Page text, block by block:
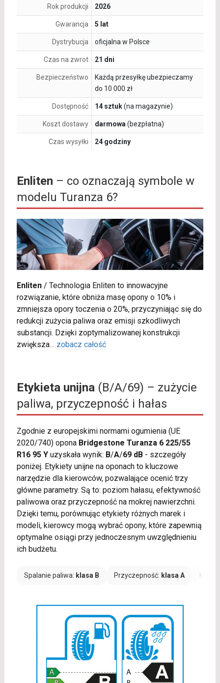
Rok produkcji 2026
Gwarancja 5 lat
Dystrybucja oficjalna w Polsce
Czas na zwrot 21 dni
Bezpieczeństwo
Każdą przesyłkę ubezpieczamy
do 10 000 zł
Dostępność 14 sztuk(na magazynie)
Koszt dostawy darmowa (bezpłatna)
Czas wysyłki 24 godziny
Enliten – co oznaczają symbole w
modelu Turanza 6?
Enliten/ Technologia Enliten to innowacyjne
rozwiązanie, które obniża masę opony o 10% i
zmniejsza opory toczenia o 20%, przyczyniając się do
redukcji zużycia paliwa oraz emisji szkodliwych
substancji. Dzięki zoptymalizowanej konstrukcji
zwiększa... zobacz całość
Etykieta unijna(B/A/69) – zużycie
paliwa, przyczepność i hałas
Zgodnie z europejskimi normami ogumienia (UE
2020/740) opona Bridgestone Turanza 6 225/55
R16 95 Yuzyskała wynik: B/A/69 dB- szczegóły
poniżej. Etykiety unijne na oponach to kluczowe
narzędzie dla kierowców, pozwalające ocenić trzy
główne parametry. Są to: poziom hałasu, efektywność
paliwowa oraz przyczepność na mokrej nawierzchni.
Dzięki temu, porównując etykiety różnych marek i
modeli, kierowcy mogą wybrać opony, które zapewnią
optymalne osiągi przy jednoczesnym uwzględnieniu
ich budżetu.
Spalanie paliwa: klasa B Przyczepność: klasa A Hałas: